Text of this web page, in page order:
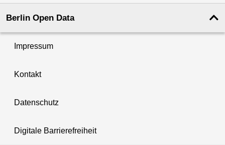
Berlin Open Data
Impressum
Kontakt
Datenschutz
Digitale Barrierefreiheit